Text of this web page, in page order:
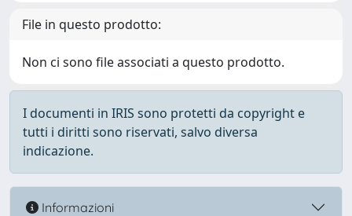
File in questo prodotto:
Non ci sono file associati a questo prodotto.
I documenti in IRIS sono protetti da copyright e
tutti i diritti sono riservati, salvo diversa
indicazione.
Informazioni